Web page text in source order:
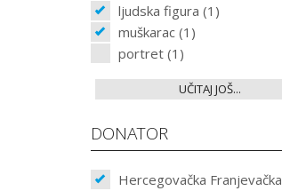
ljudska figura (1)
muškarac (1)
portret (1)
UČITAJ JOŠ...
DONATOR
Hercegovačka Franjevačka